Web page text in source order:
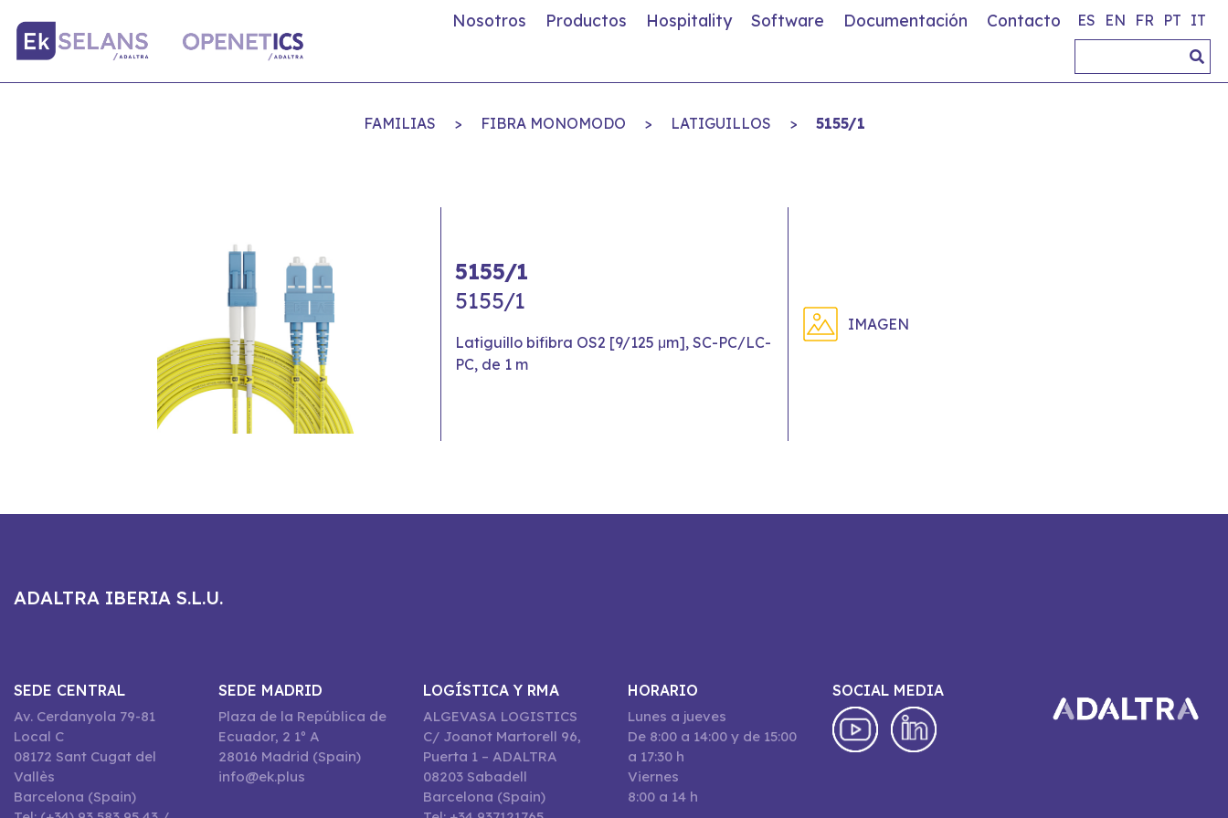
Nosotros Productos Hospitality Software Documentación Contacto ES EN FR PT IT
FAMILIAS > FIBRA MONOMODO > LATIGUILLOS > 5155/1
5155/1
5155/1
Latiguillo bifibra OS2 [9/125 μm], SC-PC/LC-
PC, de 1 m
IMAGEN
ADALTRA IBERIA S.L.U.
SEDE CENTRAL
Av. Cerdanyola 79-81
Local C
08172 Sant Cugat del
Vallès
Barcelona (Spain)
SEDE MADRID
Plaza de la República de
Ecuador, 2 1º A
28016 Madrid (Spain)
info@ek.plus
LOGÍSTICA Y RMA
ALGEVASA LOGISTICS
C/ Joanot Martorell 96,
Puerta 1 – ADALTRA
08203 Sabadell
Barcelona (Spain)
HORARIO
Lunes a jueves
De 8:00 a 14:00 y de 15:00
a 17:30 h
Viernes
8:00 a 14 h
SOCIAL MEDIA